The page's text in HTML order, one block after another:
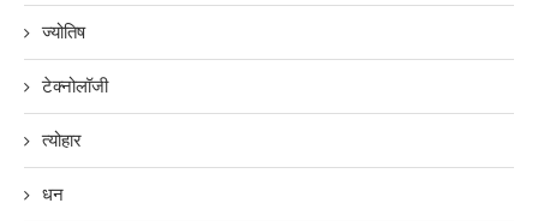
ज्योतिष
टेक्नोलॉजी
त्योहार
धन